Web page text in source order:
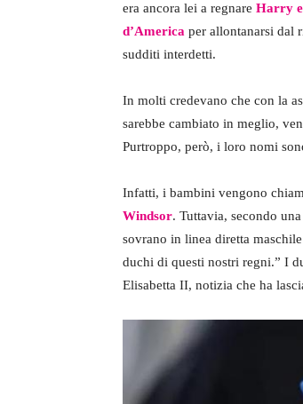
era ancora lei a regnare Harry
d’America per allontanarsi dal
sudditi interdetti.
In molti credevano che con la
sarebbe cambiato in meglio,
Purtroppo, però, i loro nomi
Infatti, i bambini vengono
Windsor. Tuttavia, secondo
sovrano in linea diretta
duchi di questi nostri regni.” I
Elisabetta II, notizia che ha